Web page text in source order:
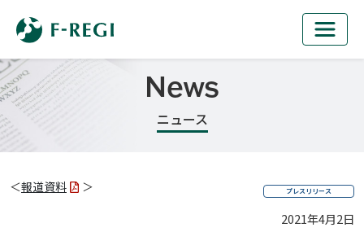
News
ニュース
＜報道資料 ＞ プレスリリース
2021年4月2日